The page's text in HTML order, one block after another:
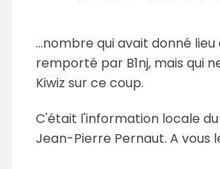
...nombre qui avait donné lieu
remporté par B1nj, mais qui
Kiwiz sur ce coup.
C'était l'information locale
Jean-Pierre Pernaut. A vous